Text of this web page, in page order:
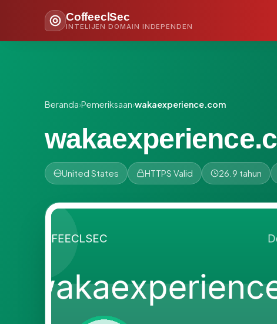
CoffeeclSec
INTELIJEN DOMAIN INDEPENDEN
Beranda›Pemeriksaan›wakaexperience.com
United States HTTPS Valid 26.9 tahun